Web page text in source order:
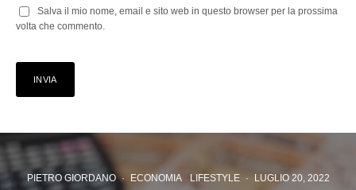
Salva il mio nome, email e sito web in questo browser per la prossima
volta che commento.
PIETRO GIORDANO · ECONOMIA LIFESTYLE ·
LUGLIO 20, 2022